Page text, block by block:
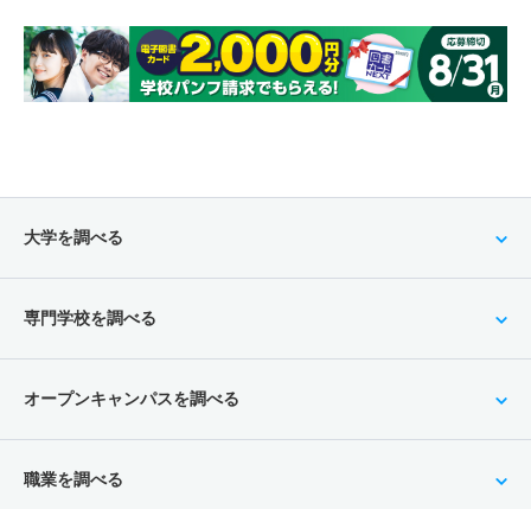
大学を調べる
専門学校を調べる
オープンキャンパスを調べる
職業を調べる